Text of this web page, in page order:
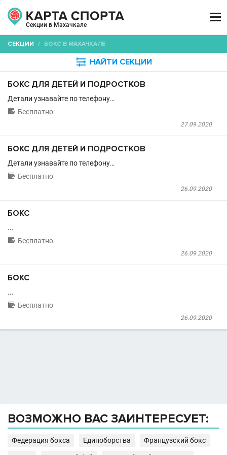
Секции в Махачкале

СЕКЦИИ / БОКС В МАХАЧКАЛЕ
 НАЙТИ СЕКЦИИ
БОКС ДЛЯ ДЕТЕЙ И ПОДРОСТКОВ
Детали узнавайте по телефону…
 Бесплатно
27.09.2020
БОКС ДЛЯ ДЕТЕЙ И ПОДРОСТКОВ
Детали узнавайте по телефону…
 Бесплатно
26.09.2020
БОКС
...
 Бесплатно
26.09.2020
БОКС
...
 Бесплатно
26.09.2020
ВОЗМОЖНО ВАС ЗАИНТЕРЕСУЕТ:
Федерация бокса Единоборства Французский бокс